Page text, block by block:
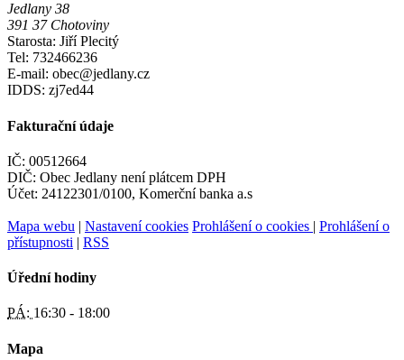
Jedlany 38
391 37 Chotoviny
Starosta: Jiří Plecitý
Tel: 732466236
E-mail: obec@jedlany.cz
IDDS: zj7ed44
Fakturační údaje
IČ: 00512664
DIČ: Obec Jedlany není plátcem DPH
Účet: 24122301/0100, Komerční banka a.s
Mapa webu | Nastavení cookies Prohlášení o cookies | Prohlášení o
přístupnosti | RSS
Úřední hodiny
PÁ: 16:30 - 18:00
Mapa